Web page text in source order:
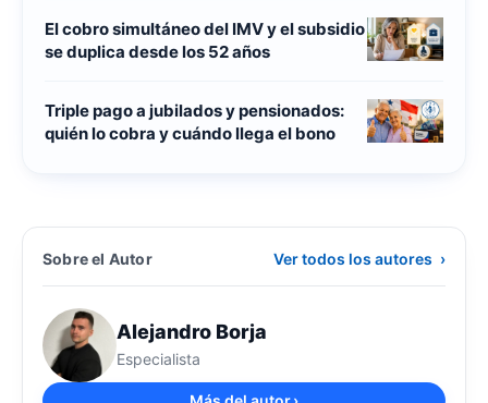
El cobro simultáneo del IMV y el subsidio
se duplica desde los 52 años
Triple pago a jubilados y pensionados:
quién lo cobra y cuándo llega el bono
Sobre el Autor Ver todos los autores ›
Alejandro Borja
Especialista